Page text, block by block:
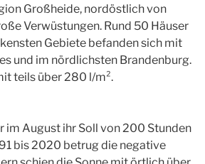
Großheide, nordöstlich von
Verwüstungen. Rund 50 Häuser
Gebiete befanden sich mit
und im nördlichsten Brandenburg.
teils über 280 l/m².
im August ihr Soll von 200 Stunden
bis 2020 betrug die negative